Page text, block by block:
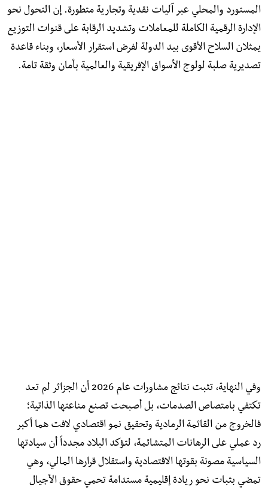
المستورد والمحلي عبر آليات نقدية وتجارية متطورة. إن التحول نحو
الإدارة الرقمية الكاملة للمعاملات وتشديد الرقابة على قنوات التوزيع
يمثلان السلاح الأقوى بيد الدولة لفرض استقرار الأسعار، وبناء قاعدة
تصديرية صلبة لولوج الأسواق الإفريقية والعالمية بأمان وثقة تامة.
وفي النهاية، تثبت نتائج مشاورات عام 2026 أن الجزائر لم تعد
تكتفي بامتصاص الصدمات، بل أصبحت تصنع مناعتها الذاتية؛
فالخروج من القائمة الرمادية وتحقيق نمو اقتصادي لافت هما أكبر
رد عملي على الرهانات المتشائمة، لتؤكد البلاد مجدداً أن سيادتها
السياسية مصونة بقوتها الاقتصادية واستقلال قرارها المالي، وهي
تمضي بثبات نحو ريادة إقليمية مستدامة تحمي حقوق الأجيال